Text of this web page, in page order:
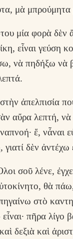
μὰ μπρούμητα
μία φορὰ δὲν
εἶναι γεύση
νὰ πηδήξω νὰ
ἀπελπισία
αὔρα λεπτή, νὰ
ἔ, νἆναι
γιατί δὲν
σοῦ λένε,
θὰ πάω,
στὸ
πῆρα λίγο
δεξιὰ καὶ